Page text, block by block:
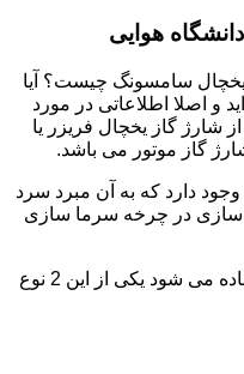
هوایی
سامسونگ چیست؟ آیا
و اصلا اطلاعاتی در مورد
شارژ گاز یخچال فریزر یا
دارد که به آن مبرد سرد
سازی در چرخه سرما سازی
گازی که در موتورهای یخچال ها استفاده می شود یکی از این 2 نوع